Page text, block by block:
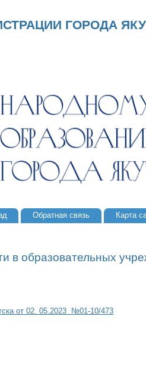
ГОРОДА
Обратная связь Карта
в образовательных
от 02. 05.2023 №01-10/473